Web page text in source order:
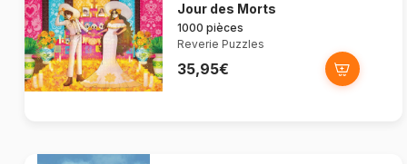
Jour des Morts
1000 pièces
Reverie Puzzles
35,95€